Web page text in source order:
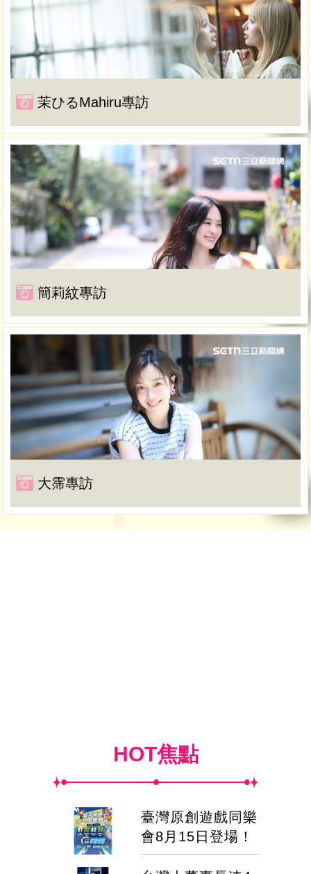
茉ひるMahiru專訪
簡莉紋專訪
大霈專訪
HOT焦點
臺灣原創遊戲同樂
會8月15日登場！